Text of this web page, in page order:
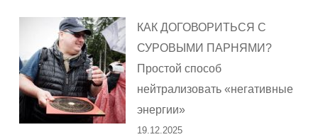
КАК ДОГОВОРИТЬСЯ С
СУРОВЫМИ ПАРНЯМИ?
Простой способ
нейтрализовать «негативные
энергии»
19.12.2025